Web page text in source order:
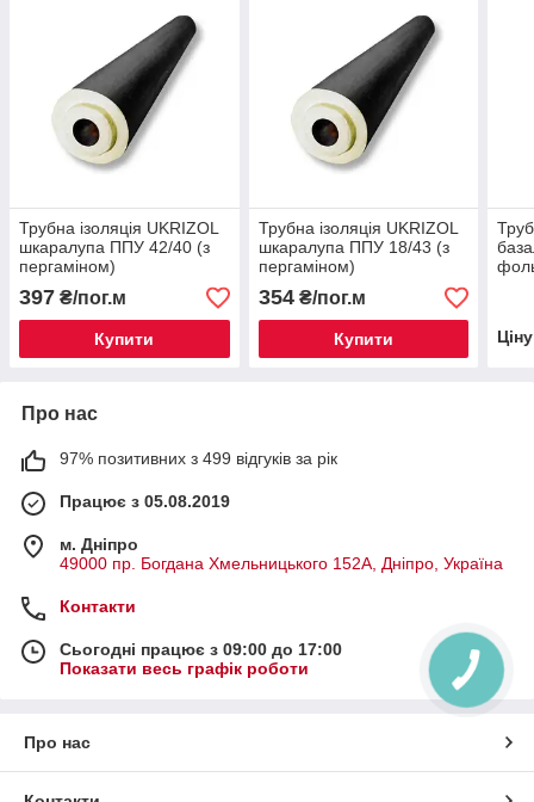
Трубна ізоляція UKRIZOL
шкаралупа ППУ 42/40 (з
пергаміном)
397 ₴/пог.м
Купити
Трубна ізоляція UKRIZOL
шкаралупа ППУ 18/43 (з
пергаміном)
354₴/пог.м
Купити
Про нас
97% позитивних з 499 відгуків за рік
Працює з 05.08.2019
м. Дніпро
49000 пр. Богдана Хмельницького 152А, Дніпро, Україна
Контакти
Сьогодні працює з 09:00 до 17:00
Показати весь графік роботи
Про нас